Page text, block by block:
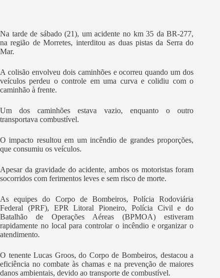
Na tarde de sábado (21), um acidente no km 35 da BR-277,
na região de Morretes, interditou as duas pistas da Serra do
Mar.
A colisão envolveu dois caminhões e ocorreu quando um dos
veículos perdeu o controle em uma curva e colidiu com o
caminhão à frente.
Um dos caminhões estava vazio, enquanto o outro
transportava combustível.
O impacto resultou em um incêndio de grandes proporções,
que consumiu os veículos.
Apesar da gravidade do acidente, ambos os motoristas foram
socorridos com ferimentos leves e sem risco de morte.
As equipes do Corpo de Bombeiros, Polícia Rodoviária
Federal (PRF), EPR Litoral Pioneiro, Polícia Civil e do
Batalhão de Operações Aéreas (BPMOA) estiveram
rapidamente no local para controlar o incêndio e organizar o
atendimento.
O tenente Lucas Groos, do Corpo de Bombeiros, destacou a
eficiência no combate às chamas e na prevenção de maiores
danos ambientais, devido ao transporte de combustível.